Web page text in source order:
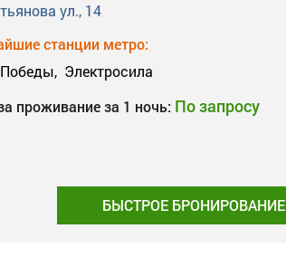
ул., 14
станции метро:
Электросила
проживание за 1 ночь: По запросу
БЫСТРОЕ БРОНИРОВАНИЕ